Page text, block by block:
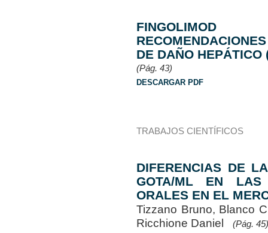
FINGOLIMOD
DE DAÑO HEPÁTICO
(Pág. 43)
DESCARGAR PDF
TRABAJOS CIENTÍFICOS
DIFERENCIAS DE
GOTA/ML EN LAS
ORALES EN EL
Tizzano Bruno, Blanco
Ricchione Daniel
(Pág. 45)